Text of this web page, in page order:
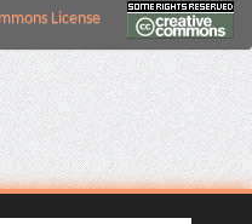
License